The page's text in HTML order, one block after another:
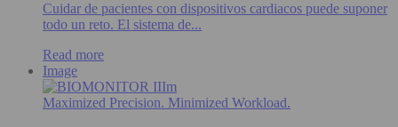
Cuidar de pacientes con dispositivos cardiacos puede suponer
todo un reto. El sistema de...
Read more
Image
Maximized Precision. Minimized Workload.